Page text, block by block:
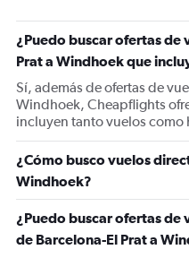
Y
axis
displaying
values.
Range:
0
2400.
¿Puedo buscar ofertas de
Prat a Windhoek que
Sí, además de ofertas de
Windhoek, Cheapflights
incluyen tanto vuelos como
¿Cómo busco vuelos
Windhoek?
¿Puedo buscar ofertas de
de Barcelona-El Prat a